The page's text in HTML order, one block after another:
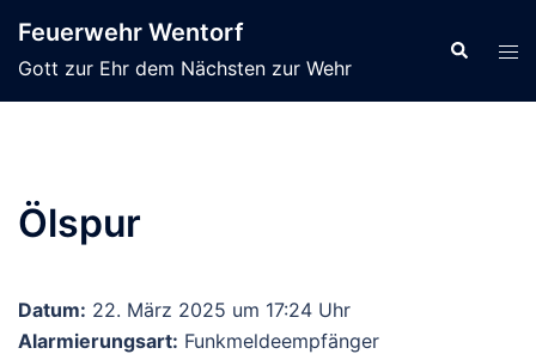
Inhalt
springen
Feuerwehr Wentorf
Gott zur Ehr dem Nächsten zur Wehr
Suche
Ölspur
Datum: 22. März 2025 um 17:24 Uhr
Alarmierungsart: Funkmeldeempfänger